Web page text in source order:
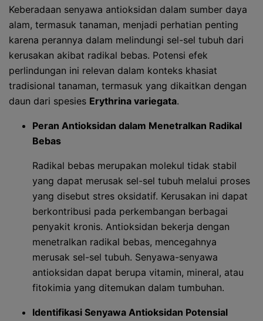
Keberadaan senyawa antioksidan dalam sumber daya
alam, termasuk tanaman, menjadi perhatian penting
karena perannya dalam melindungi sel-sel tubuh dari
kerusakan akibat radikal bebas. Potensi efek
perlindungan ini relevan dalam konteks khasiat
tradisional tanaman, termasuk yang dikaitkan dengan
daun dari spesies Erythrina variegata.
Peran Antioksidan dalam Menetralkan Radikal
Bebas
Radikal bebas merupakan molekul tidak stabil
yang dapat merusak sel-sel tubuh melalui proses
yang disebut stres oksidatif. Kerusakan ini dapat
berkontribusi pada perkembangan berbagai
penyakit kronis. Antioksidan bekerja dengan
menetralkan radikal bebas, mencegahnya
merusak sel-sel tubuh. Senyawa-senyawa
antioksidan dapat berupa vitamin, mineral, atau
fitokimia yang ditemukan dalam tumbuhan.
Identifikasi Senyawa Antioksidan Potensial